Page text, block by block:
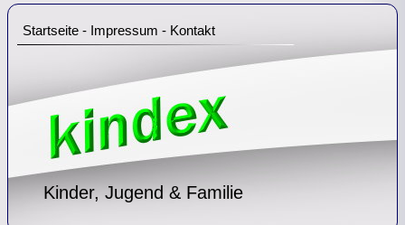
Kinder, Jugend & Familie
Startseite - Impressum - Kontakt